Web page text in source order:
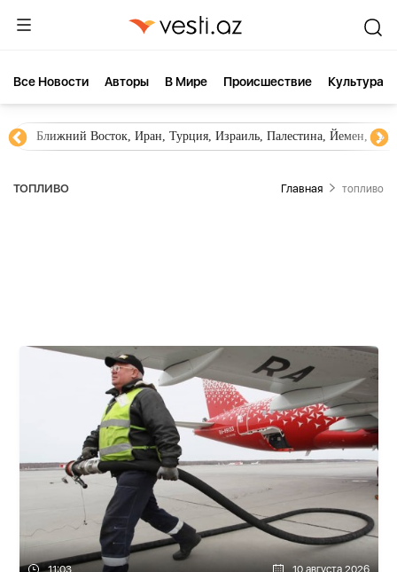
Все Новости Aвторы В Мире Происшествие Культура
Новости Азербайджана Южный Кавказ, Грузия,
ТОПЛИВО Главная топливо
11:03 10 августа 2026